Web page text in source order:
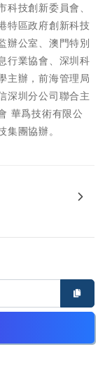
技創新委員會、
特區政府創新科技
辦公室、澳門特別
行業協會、深圳科
主辦，前海管理局
深圳分公司聯合主
華爲技術有限公
團協辦。